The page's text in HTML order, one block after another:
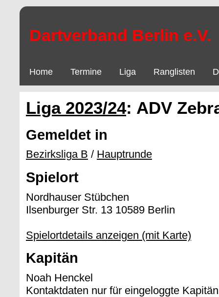
Dartverband Berlin e.V.
Home Termine Liga Ranglisten
Liga 2023/24: ADV
Gemeldet in
Bezirksliga B / Hauptrunde
Spielort
Nordhauser Stübchen
Ilsenburger Str. 13 10589 Berlin
Spielortdetails anzeigen (mit Karte)
Kapitän
Noah Henckel
Kontaktdaten nur für eingeloggte